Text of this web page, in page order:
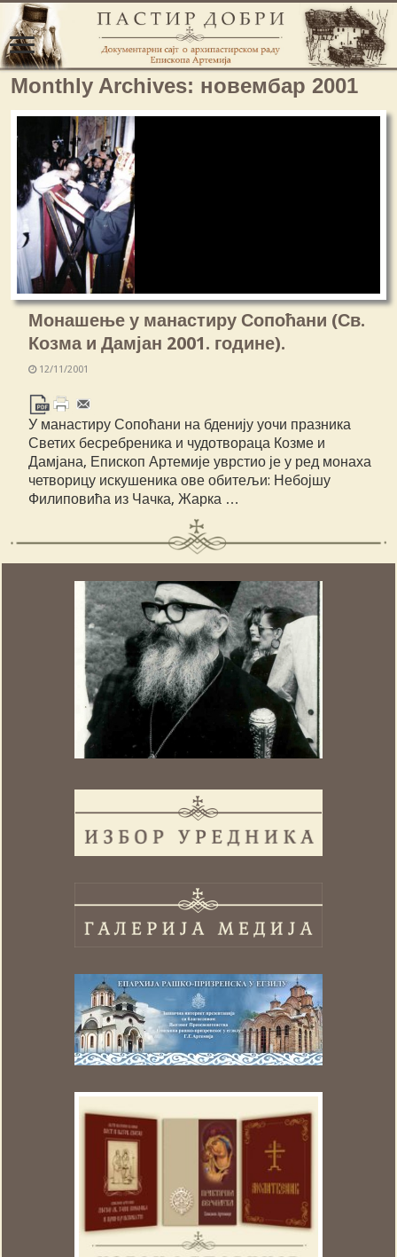
Monthly Archives: новембар 2001
Монашење у манастиру Сопоћани (Св.
Козма и Дамјан 2001. године).
12/11/2001
У манастиру Сопоћани на бденију уочи празника
Светих бесребреника и чудотвораца Козме и
Дамјана, Епископ Артемије уврстио је у ред монаха
четворицу искушеника ове обитељи: Небојшу
Филиповића из Чачка, Жарка …